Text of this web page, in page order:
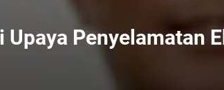
Penyelamatan